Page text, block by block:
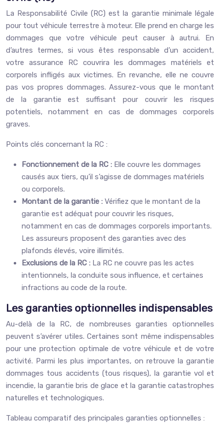
La Responsabilité Civile (RC) est la garantie minimale légale
pour tout véhicule terrestre à moteur. Elle prend en charge les
dommages que votre véhicule peut causer à autrui. En
d’autres termes, si vous êtes responsable d’un accident,
votre assurance RC couvrira les dommages matériels et
corporels infligés aux victimes. En revanche, elle ne couvre
pas vos propres dommages. Assurez-vous que le montant
de la garantie est suffisant pour couvrir les risques
potentiels, notamment en cas de dommages corporels
graves.
Points clés concernant la RC :
Fonctionnement de la RC : Elle couvre les dommages
causés aux tiers, qu’il s’agisse de dommages matériels
ou corporels.
Montant de la garantie : Vérifiez que le montant de la
garantie est adéquat pour couvrir les risques,
notamment en cas de dommages corporels importants.
Les assureurs proposent des garanties avec des
plafonds élevés, voire illimités.
Exclusions de la RC : La RC ne couvre pas les actes
intentionnels, la conduite sous influence, et certaines
infractions au code de la route.
Les garanties optionnelles indispensables
Au-delà de la RC, de nombreuses garanties optionnelles
peuvent s’avérer utiles. Certaines sont même indispensables
pour une protection optimale de votre véhicule et de votre
activité. Parmi les plus importantes, on retrouve la garantie
dommages tous accidents (tous risques), la garantie vol et
incendie, la garantie bris de glace et la garantie catastrophes
naturelles et technologiques.
Tableau comparatif des principales garanties optionnelles :